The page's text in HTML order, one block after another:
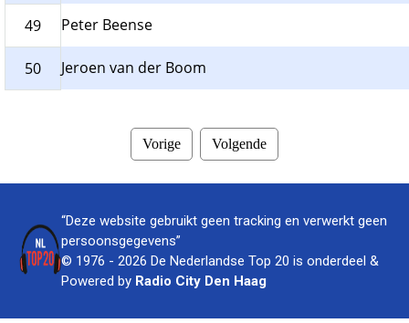
49 Peter Beense
50 Jeroen van der Boom
Vorige Volgende
“Deze website gebruikt geen tracking en verwerkt geen
persoonsgegevens”
© 1976 - 2026 De Nederlandse Top 20 is onderdeel &
Powered by Radio City Den Haag